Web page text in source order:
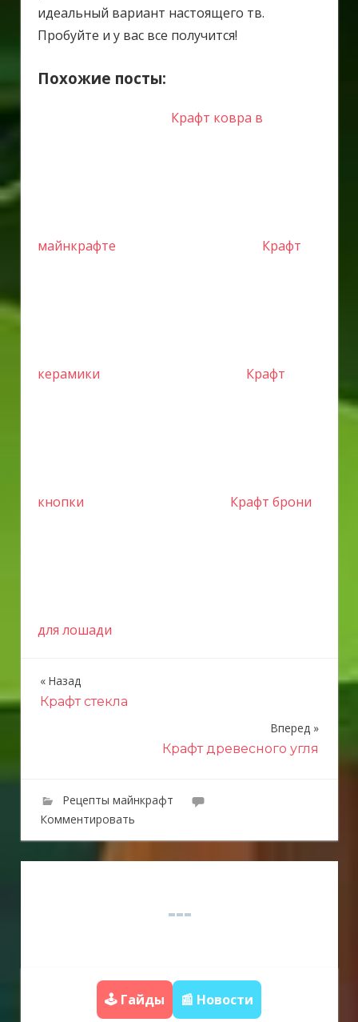
идеальный вариант настоящего тв.
Пробуйте и у вас все получится!
Похожие посты:
Крафт ковра в
майнкрафте Крафт
керамики Крафт
кнопки Крафт брони
для лошади
Н
г
а
ц
Назад
Крафт стекла
Вперед
Крафт древесного угля
Рецепты майнкрафт
Комментировать
🕹️ Гайды 📰 Новости